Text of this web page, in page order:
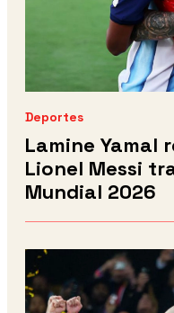
Deportes
Lamine Yamal
Lionel Messi
Mundial 2026